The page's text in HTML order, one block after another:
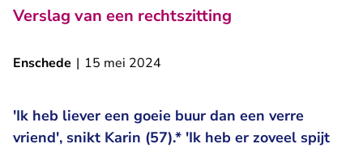
Verslag van een rechtszitting
Enschede | 15 mei 2024
'Ik heb liever een goeie buur dan een verre
vriend', snikt Karin (57).* 'Ik heb er zoveel spijt